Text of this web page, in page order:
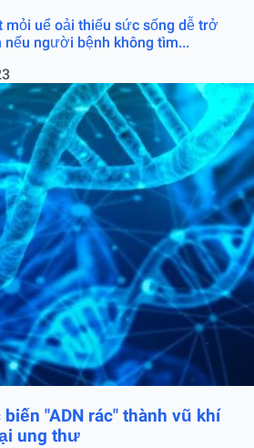
uể oải thiếu sức sống dễ trở
nếu người bệnh không tìm...
"ADN rác" thành vũ khí
ung thư